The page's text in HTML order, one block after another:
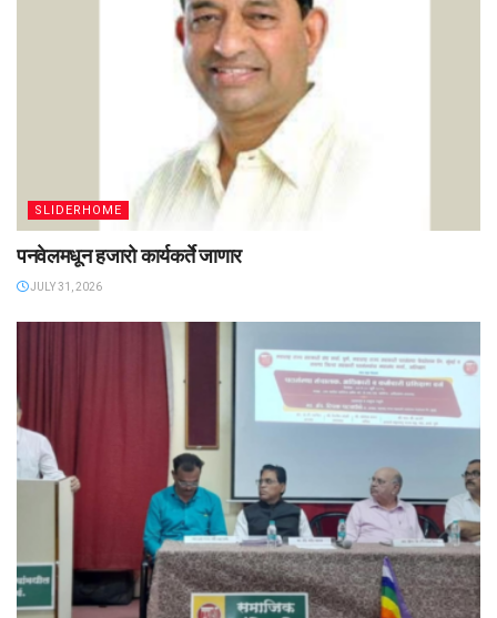
SLIDERHOME
पनवेलमधून हजारो कार्यकर्ते जाणार
JULY 31, 2026